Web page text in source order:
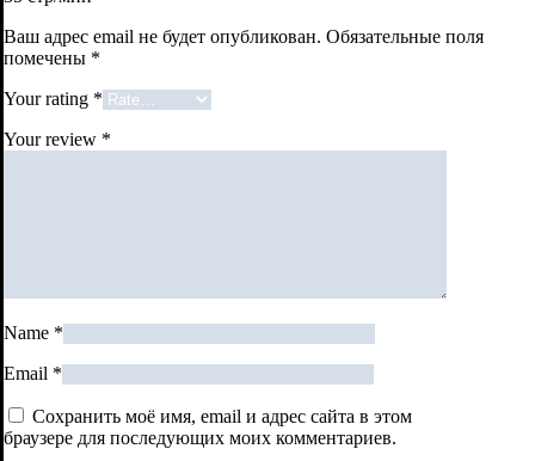
Ваш адрес email не будет опубликован. Обязательные поля
помечены *
Your rating *
Your review *
Name *
Email *
Сохранить моё имя, email и адрес сайта в этом
браузере для последующих моих комментариев.